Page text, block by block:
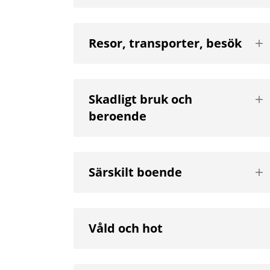
Resor, transporter, besök
Visa
Skadligt bruk och
beroende
Visa
Särskilt boende
Visa
Våld och hot